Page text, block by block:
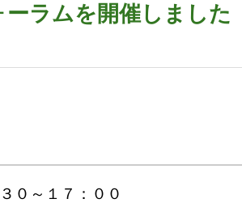
ラムを開催しました
０～１７：００